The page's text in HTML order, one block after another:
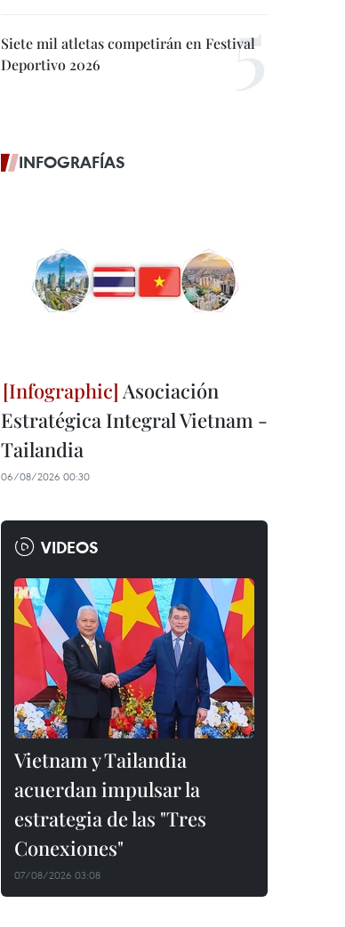
Siete mil atletas competirán en Festival
Deportivo 2026
INFOGRAFÍAS
Asociación
Estratégica Integral Vietnam -
Tailandia
06/08/2026 00:30
VIDEOS
Vietnam y Tailandia
acuerdan impulsar la
estrategia de las "Tres
Conexiones"
07/08/2026 03:08